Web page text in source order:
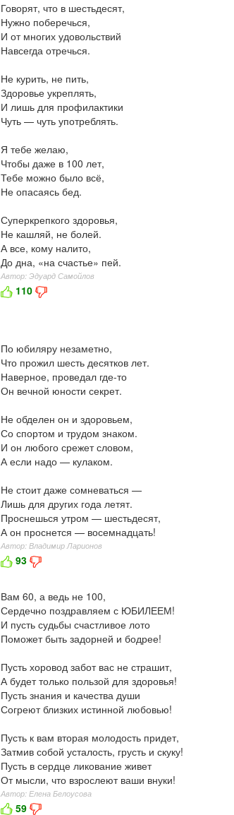
Говорят, что в шестьдесят,
Нужно поберечься,
И от многих удовольствий
Навсегда отречься.
Не курить, не пить,
Здоровье укреплять,
И лишь для профилактики
Чуть — чуть употреблять.
Я тебе желаю,
Чтобы даже в 100 лет,
Тебе можно было всё,
Не опасаясь бед.
Суперкрепкого здоровья,
Не кашляй, не болей.
А все, кому налито,
До дна, «на счастье» пей.
Автор: Эдуард Самойлов
110
По юбиляру незаметно,
Что прожил шесть десятков лет.
Наверное, проведал где-то
Он вечной юности секрет.
Не обделен он и здоровьем,
Со спортом и трудом знаком.
И он любого срежет словом,
А если надо — кулаком.
Не стоит даже сомневаться —
Лишь для других года летят.
Проснешься утром — шестьдесят,
А он проснется — восемнадцать!
Автор: Владимир Ларионов
93
Вам 60, а ведь не 100,
Сердечно поздравляем с ЮБИЛЕЕМ!
И пусть судьбы счастливое лото
Поможет быть задорней и бодрее!
Пусть хоровод забот вас не страшит,
А будет только пользой для здоровья!
Пусть знания и качества души
Согреют близких истинной любовью!
Пусть к вам вторая молодость придет,
Затмив собой усталость, грусть и скуку!
Пусть в сердце ликование живет
От мысли, что взрослеют ваши внуки!
Автор: Елена Белоусова
59